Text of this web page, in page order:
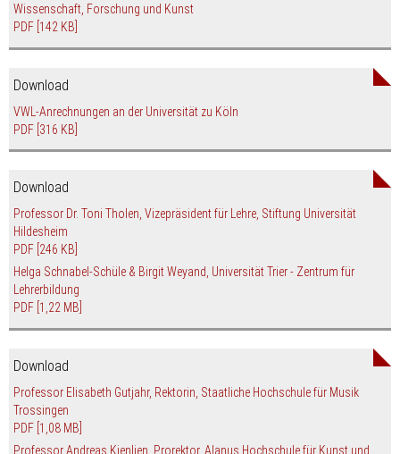
Wissenschaft, Forschung und Kunst
PDF [142 KB]
Download
VWL-Anrechnungen an der Universität zu Köln
PDF [316 KB]
Download
Professor Dr. Toni Tholen, Vizepräsident für Lehre, Stiftung Universität
Hildesheim
PDF [246 KB]
Helga Schnabel-Schüle & Birgit Weyand, Universität Trier - Zentrum für
Lehrerbildung
PDF [1,22 MB]
Download
Professor Elisabeth Gutjahr, Rektorin, Staatliche Hochschule für Musik
Trossingen
PDF [1,08 MB]
Professor Andreas Kienlien, Prorektor, Alanus Hochschule für Kunst und